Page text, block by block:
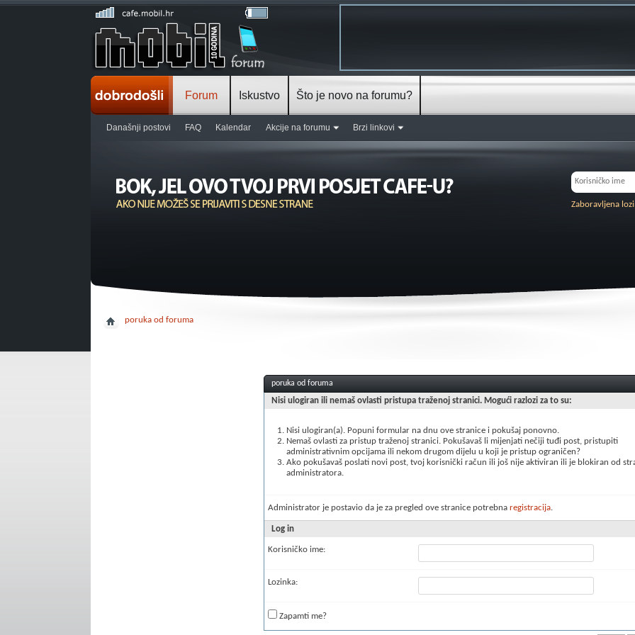
Forum
Današnji postovi FAQ Kalendar Akcije na forumu Brzi linkovi
Iskustvo Što je novo na forumu?
Zaboravljena
poruka od foruma
poruka od foruma
Nisi ulogiran ili nemaš ovlasti pristupa traženoj stranici. Mogući razlozi za to su:
Nisi ulogiran(a). Popuni formular na dnu ove stranice i pokušaj ponovno.
Nemaš ovlasti za pristup traženoj stranici. Pokušavaš li mijenjati nečiji tuđi post, pristupiti
administrativnim opcijama ili nekom drugom dijelu u koji je pristup ograničen?
Ako pokušavaš poslati novi post, tvoj korisnički račun ili još nije aktiviran ili je blokiran od
administratora.
Administrator je postavio da je za pregled ove stranice potrebna registracija.
Log in
Korisničko ime:
Lozinka:
Zapamti me?